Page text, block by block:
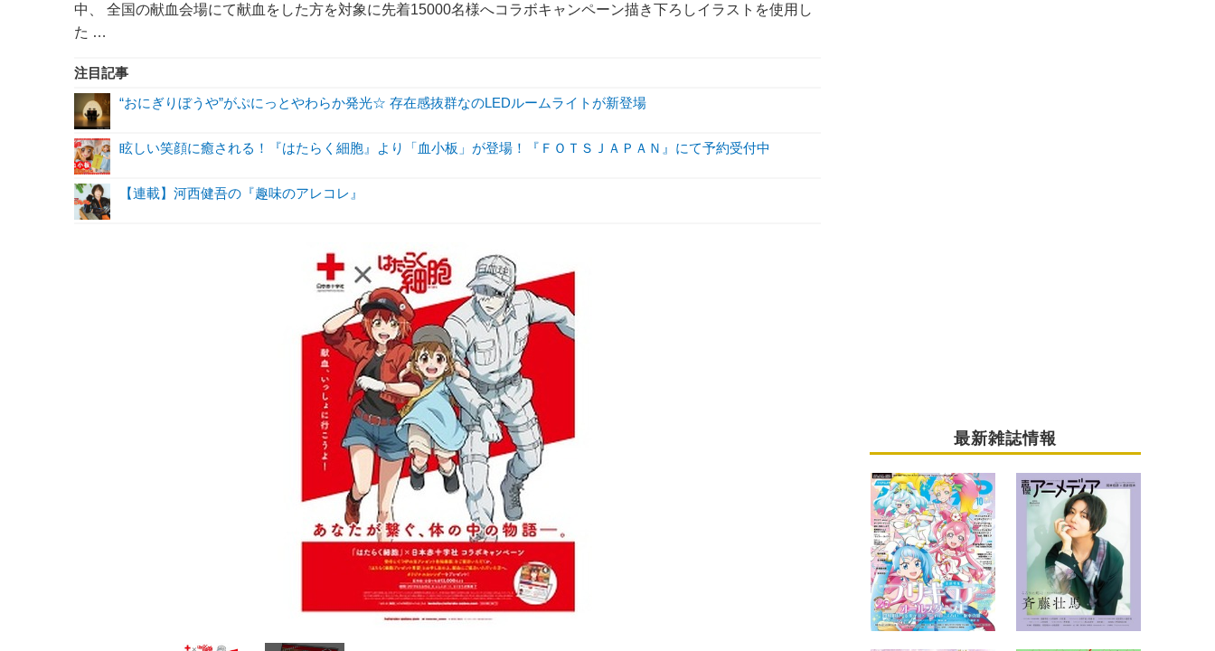
中、 全国の献血会場にて献血をした方を対象に先着15000名様へコラボキャンペーン描き下ろしイラストを使用し
た …
注目記事
“おにぎりぼうや”がぷにっとやわらか発光☆ 存在感抜群なのLEDルームライトが新登場
眩しい笑顔に癒される！『はたらく細胞』より「血小板」が登場！『ＦＯＴＳＪＡＰＡＮ』にて予約受付中
【連載】河西健吾の『趣味のアレコレ』
最新雑誌情報